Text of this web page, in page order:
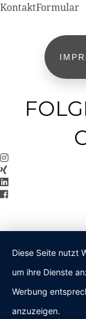
KontaktFormular
Diese Seite nutzt
um ihre Dienste
Werbung
anzuzeigen.